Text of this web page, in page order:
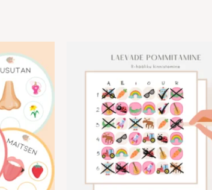
€7.00
kuni
€12.00
€5.00
kuni
€9.00